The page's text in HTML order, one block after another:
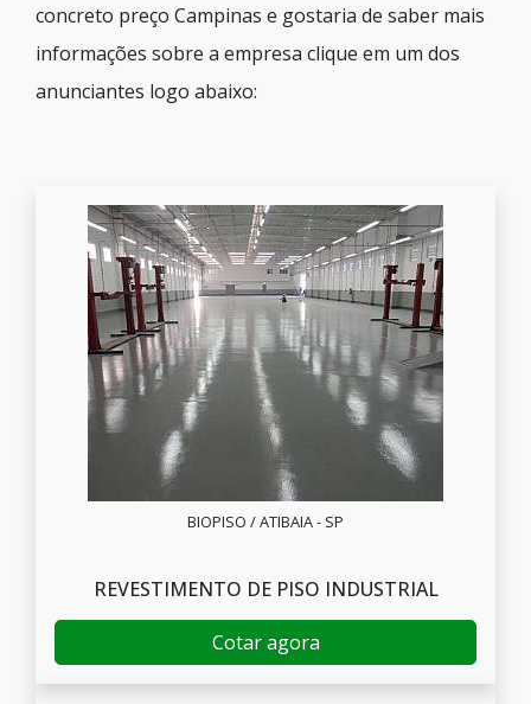
concreto preço Campinas e gostaria de saber mais
informações sobre a empresa clique em um dos
anunciantes logo abaixo:
BIOPISO / ATIBAIA - SP
REVESTIMENTO DE PISO INDUSTRIAL
Cotar agora